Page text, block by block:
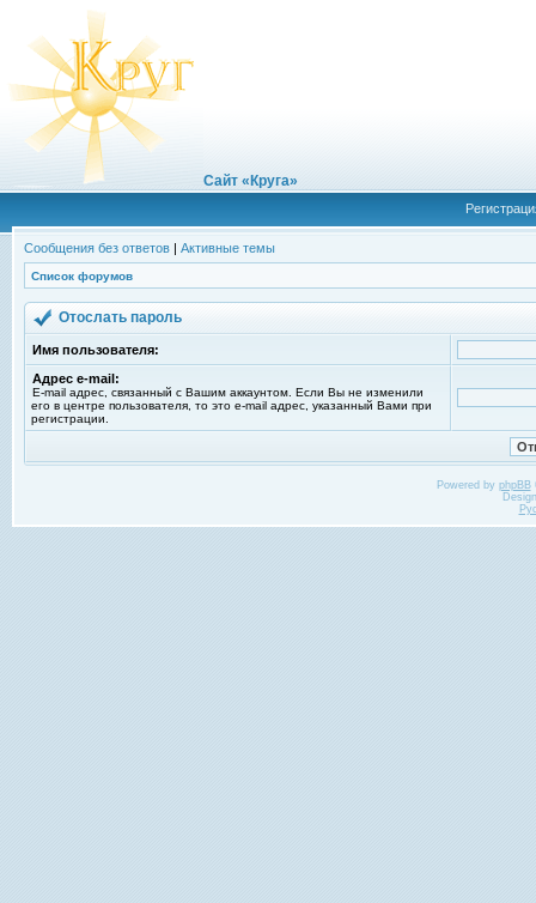
Сайт «Круга»
Сообщения без ответов | Активные темы
Список форумов
Отослать пароль
Имя пользователя:
Адрес e-mail:
E-mail адрес, связанный с Вашим аккаунтом. Если Вы не изменили
его в центре пользователя, то это e-mail адрес, указанный Вами при
регистрации.
Powered by phpBB